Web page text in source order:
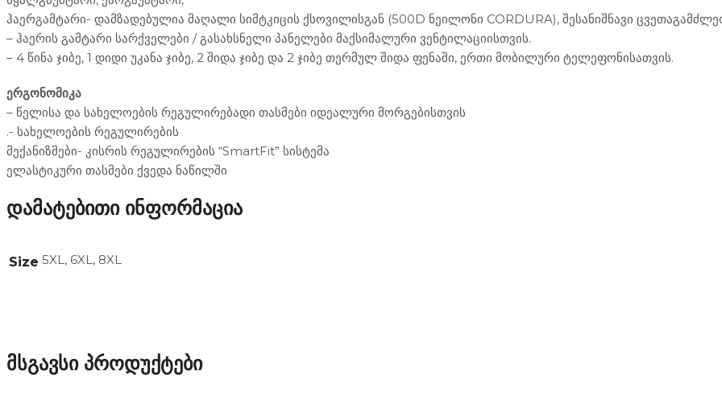
ჰაერგამტარი- დამზადებულია მაღალი სიმტკიცის ქსოვილისგან (500D ნეილონი CORDURA), შესანიშნავი
– ჰაერის გამტარი სარქველები / გასახსნელი პანელები მაქსიმალური ვენტილაციისთვის.
– 4 წინა ჯიბე, 1 დიდი უკანა ჯიბე, 2 შიდა ჯიბე და 2 ჯიბე თერმულ შიდა ფენაში, ერთი მობილური ტელეფონისათვის.
ერგონომიკა
– წელისა და სახელოების რეგულირებადი თასმები იდეალური მორგებისთვის
.- სახელოების რეგულირების
მექანიზმები- კისრის რეგულირების “SmartFit” სისტემა
ელასტიკური თასმები ქვედა ნაწილში
დამატებითი ინფორმაცია
Size 5XL, 6XL, 8XL
მსგავსი პროდუქტები
ეკიპირება